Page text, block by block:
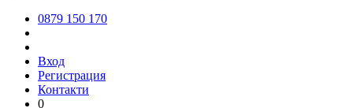
0879 150 170
Вход
Регистрация
Контакти
0